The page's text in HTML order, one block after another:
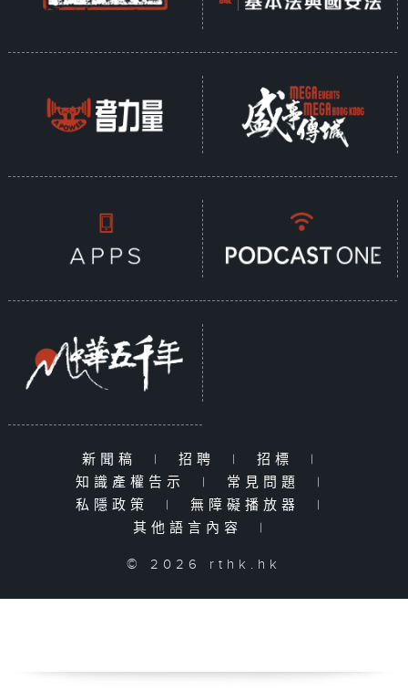
新聞稿 | 招聘 | 招標
|
知識產權告示
| 常見問題
|
私隱政策
| 無障礙播放器
|
其他語言內容
|
© 2026 rthk.hk